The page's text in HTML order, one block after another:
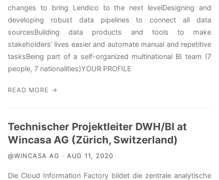
changes to bring Lendico to the next levelDesigning and
developing robust data pipelines to connect all data
sourcesBuilding data products and tools to make
stakeholders’ lives easier and automate manual and repetitive
tasksBeing part of a self-organized multinational BI team (7
people, 7 nationalities)YOUR PROFILE
READ MORE →
Technischer Projektleiter DWH/BI at
Wincasa AG (Zürich, Switzerland)
@WINCASA AG · AUG 11, 2020
Die Cloud Information Factory bildet die zentrale analytische